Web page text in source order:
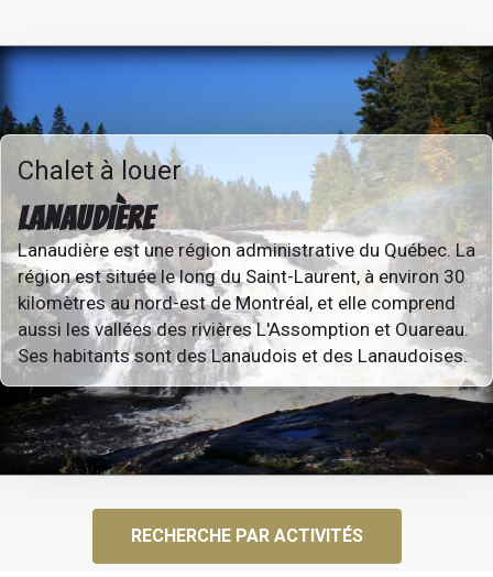
Chalet à louer
LANAUDIÈRE
Lanaudière est une région administrative du Québec. La
région est située le long du Saint-Laurent, à environ 30
kilomètres au nord-est de Montréal, et elle comprend
aussi les vallées des rivières L'Assomption et Ouareau.
Ses habitants sont des Lanaudois et des Lanaudoises.
RECHERCHE PAR ACTIVITÉS